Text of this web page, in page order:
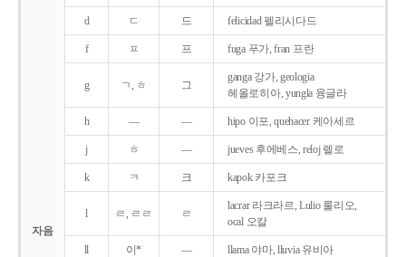
자음
d ㄷ 드 felicidad 펠리시다드
f ㅍ 프 fuga 푸가, fran 프란
g ㄱ, ㅎ 그
ganga 강가, geologia
헤올로히아, yungla 융글라
h ― ― hipo 이포, quehacer 케아세르
j ㅎ ― jueves 후에베스, reloj 렐로
k ㅋ 크 kapok 카포크
l ㄹ, ㄹㄹ ㄹ
lacrar 라크라르, Lulio 룰리오,
ocal 오칼
ll 이* ― llama 야마, lluvia 유비아